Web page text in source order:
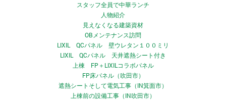
スタッフ全員で中華ランチ
人物紹介
見えなくなる建築資材
OBメンテナンス訪問
LIXIL QCパネル 壁ウレタン１００ミリ
LIXIL QCパネル 天井遮熱シート付き
上棟 FP＋LIXILコラボパネル
FP床パネル（吹田市）
遮熱シートそして電気工事（IN箕面市）
上棟前の設備工事（IN吹田市）